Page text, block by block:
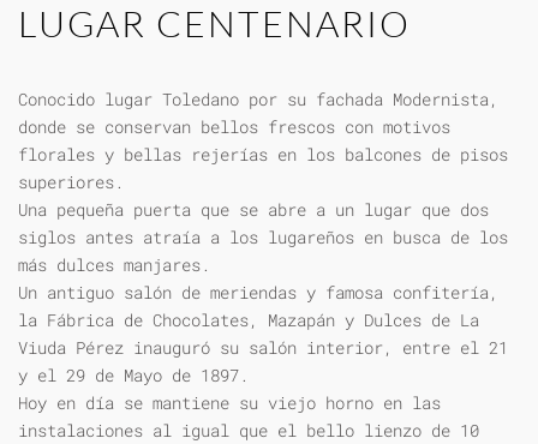
LUGAR CENTENARIO
Conocido lugar Toledano por su fachada Modernista,
donde se conservan bellos frescos con motivos
florales y bellas rejerías en los balcones de pisos
superiores.
Una pequeña puerta que se abre a un lugar que dos
siglos antes atraía a los lugareños en busca de los
más dulces manjares.
Un antiguo salón de meriendas y famosa confitería,
la Fábrica de Chocolates, Mazapán y Dulces de La
Viuda Pérez inauguró su salón interior, entre el 21
y el 29 de Mayo de 1897.
Hoy en día se mantiene su viejo horno en las
instalaciones al igual que el bello lienzo de 10